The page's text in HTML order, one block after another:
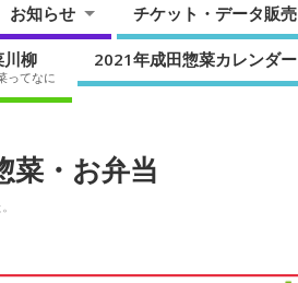
お知らせ チケット・データ販売
川柳
ってなに
2021年成田惣菜カレンダー
菜・お弁当